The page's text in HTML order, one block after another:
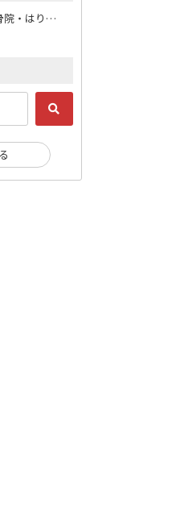
病院・歯科・薬局・鍼灸・整骨院・はりマッサージ / 病院